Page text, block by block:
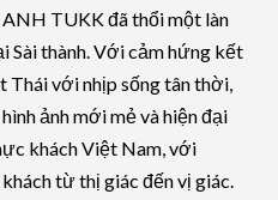
ANH TUKK đã thổi một làn
Sài thành. Với cảm hứng kết
với nhịp sống tân thời,
ảnh mới mẻ và hiện đại
khách Việt Nam, với
từ thị giác đến vị giác.